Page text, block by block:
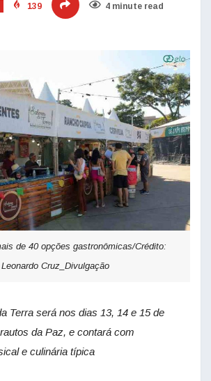
139 4 minute read
de 40 opções gastronômicas/Crédito:
Leonardo Cruz_Divulgação
Terra será nos dias 13, 14 e 15 de
da Paz, e contará com
e culinária típica